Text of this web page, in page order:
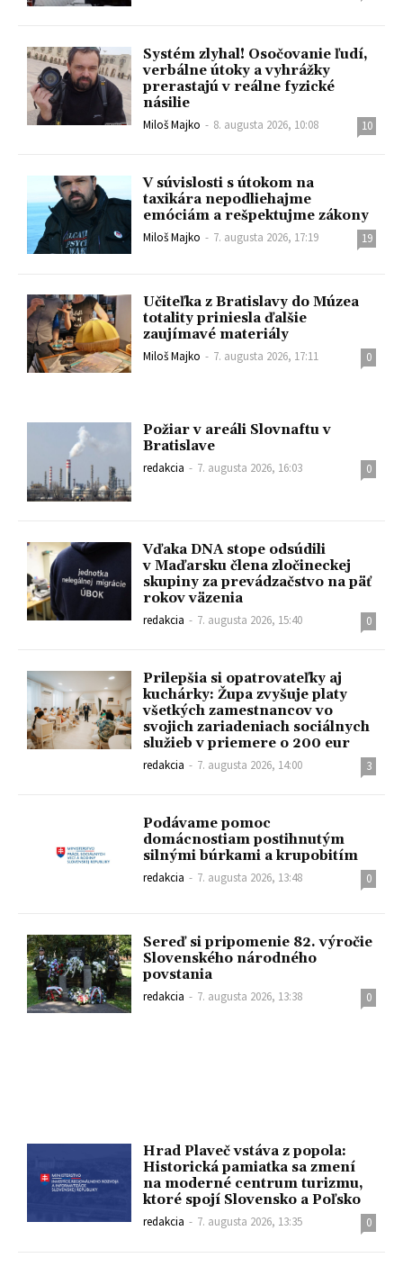
Systém zlyhal! Osočovanie ľudí,
verbálne útoky a vyhrážky
prerastajú v reálne fyzické
násilie
Miloš Majko - 8. augusta 2026, 10:08 10
V súvislosti s útokom na
taxikára nepodliehajme
emóciám a rešpektujme zákony
Miloš Majko - 7. augusta 2026, 17:19 19
Učiteľka z Bratislavy do Múzea
totality priniesla ďalšie
zaujímavé materiály
Miloš Majko - 7. augusta 2026, 17:11 0
Požiar v areáli Slovnaftu v
Bratislave
redakcia - 7. augusta 2026, 16:03 0
Vďaka DNA stope odsúdili
v Maďarsku člena zločineckej
skupiny za prevádzačstvo na päť
rokov väzenia
redakcia - 7. augusta 2026, 15:40 0
Prilepšia si opatrovateľky aj
kuchárky: Župa zvyšuje platy
všetkých zamestnancov vo
svojich zariadeniach sociálnych
služieb v priemere o 200 eur
redakcia - 7. augusta 2026, 14:00 3
Podávame pomoc
domácnostiam postihnutým
silnými búrkami a krupobitím
redakcia - 7. augusta 2026, 13:48 0
Sereď si pripomenie 82. výročie
Slovenského národného
povstania
redakcia - 7. augusta 2026, 13:38 0
Hrad Plaveč vstáva z popola:
Historická pamiatka sa zmení
na moderné centrum turizmu,
ktoré spojí Slovensko a Poľsko
redakcia - 7. augusta 2026, 13:35 0